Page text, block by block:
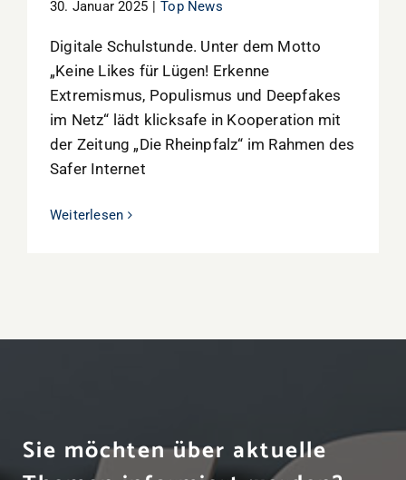
30. Januar 2025 | Top News
Digitale Schulstunde. Unter dem Motto
„Keine Likes für Lügen! Erkenne
Extremismus, Populismus und Deepfakes
im Netz“ lädt klicksafe in Kooperation mit
der Zeitung „Die Rheinpfalz“ im Rahmen des
Safer Internet
Weiterlesen
Sie möchten über aktuelle